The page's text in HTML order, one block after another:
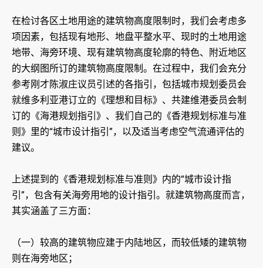
在检讨各区土地用途的建筑物高度限制时，我们会考虑多
项因素，包括现有地形、地盘平整水平、现时的土地用途
地带、海旁环境、现有建筑物高度轮廓的特色、附近地区
的大纲图所订的建筑物高度限制。在过程中，我们会充分
参考刚才陈淑庄议员引述的各指引，包括城市规划委员会
就维多利亚港订立的《理想和目标》、共建维港委员会制
订的《海港规划指引》、我们自己的《香港规划标准与准
则》里的“城市设计指引”，以及适当考虑空气流通评估的
建议。
上述提到的《香港规划标准与准则》内的“城市设计指
引”，包含有关海旁用地的设计指引。就建筑物高度而言，
其实涵盖了三方面：
（一）较高的建筑物应建于内陆地区，而较低矮的建筑物
则在海旁地区；